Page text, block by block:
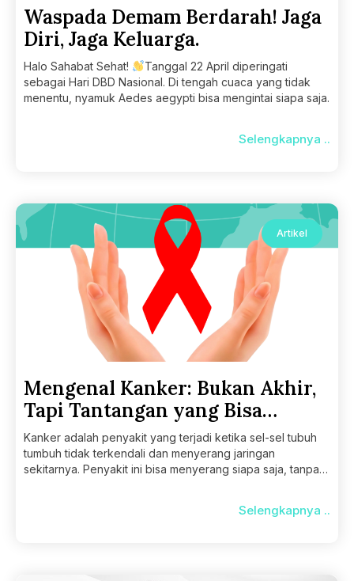
Waspada Demam Berdarah! Jaga
Diri, Jaga Keluarga.
Halo Sahabat Sehat!
Tanggal 22 April diperingati
sebagai Hari DBD Nasional. Di tengah cuaca yang tidak
menentu, nyamuk Aedes aegypti bisa mengintai siapa saja.
Selengkapnya ..
Artikel
Mengenal Kanker: Bukan Akhir,
Tapi Tantangan yang Bisa
Dihadapi
Kanker adalah penyakit yang terjadi ketika sel-sel tubuh
tumbuh tidak terkendali dan menyerang jaringan
sekitarnya. Penyakit ini bisa menyerang siapa saja, tanpa
Selengkapnya ..